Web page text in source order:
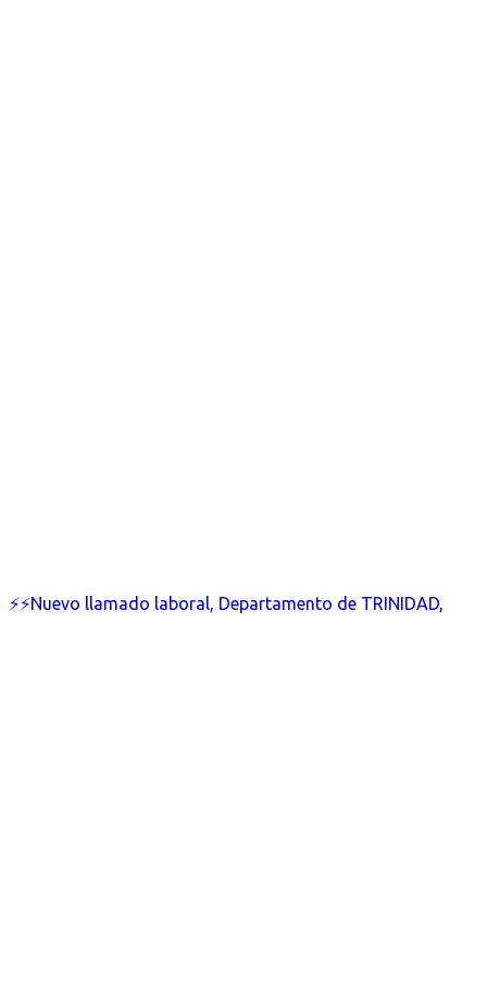
⚡⚡Nuevo llamado laboral, Departamento de TRINIDAD,